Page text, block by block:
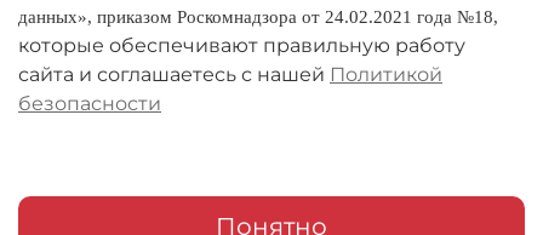
Условия обмена и возврата
Реквизиты
данных», приказом Роскомнадзора от 24.02.2021 года №18,
которые обеспечивают правильную работу
сайта и соглашаетесь с нашей Политикой
безопасности
Понятно